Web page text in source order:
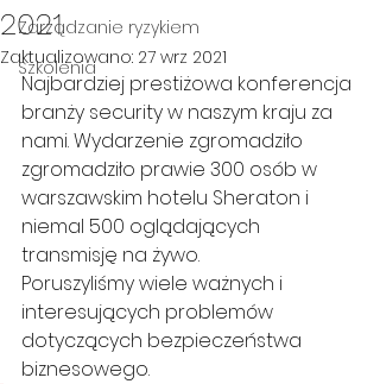
Zarządzanie ryzykiem
Szkolenia
2021
Zaktualizowano: 27 wrz 2021
Najbardziej prestiżowa konferencja
branży security w naszym kraju za
nami. Wydarzenie zgromadziło
zgromadziło prawie 300 osób w
warszawskim hotelu Sheraton i
niemal 500 oglądających
transmisję na żywo.
Poruszyliśmy wiele ważnych i
interesujących problemów
dotyczących bezpieczeństwa
biznesowego.